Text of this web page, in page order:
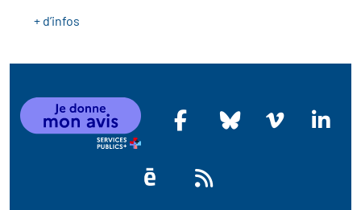
clés métiers et
lieu d'information ou
du secteur sanitaire
+ d’infos